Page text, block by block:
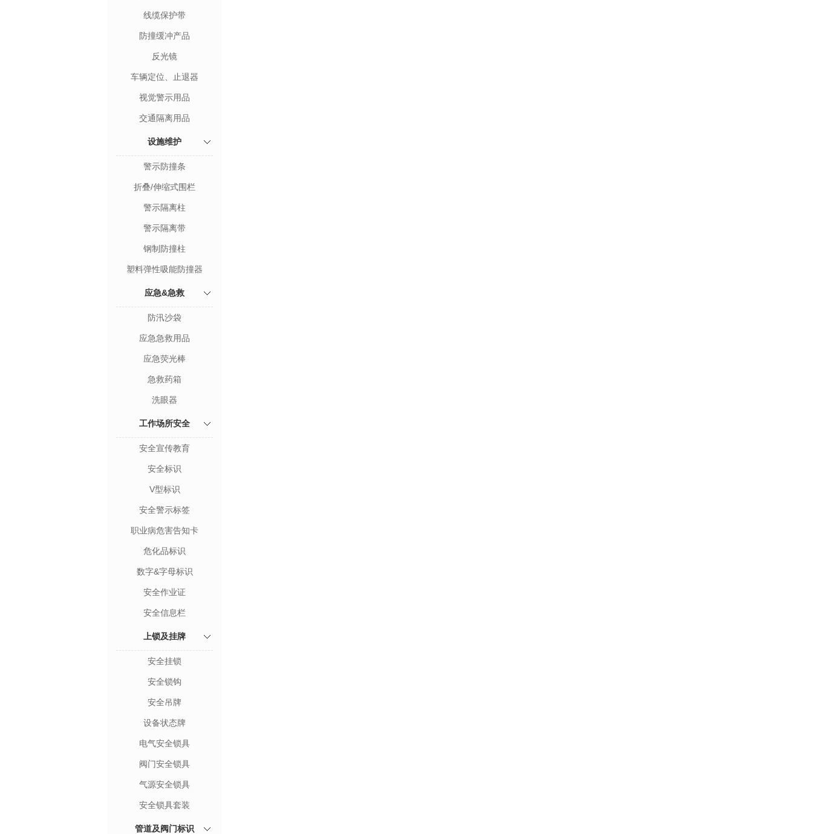
线缆保护带
防撞缓冲产品
反光镜
车辆定位、止退器
视觉警示用品
交通隔离用品
设施维护
警示防撞条
折叠/伸缩式围栏
警示隔离柱
警示隔离带
钢制防撞柱
塑料弹性吸能防撞器
应急&急救
防汛沙袋
应急急救用品
应急荧光棒
急救药箱
洗眼器
工作场所安全
安全宣传教育
安全标识
V型标识
安全警示标签
职业病危害告知卡
危化品标识
数字&字母标识
安全作业证
安全信息栏
上锁及挂牌
安全挂锁
安全锁钩
安全吊牌
设备状态牌
电气安全锁具
阀门安全锁具
气源安全锁具
安全锁具套装
管道及阀门标识